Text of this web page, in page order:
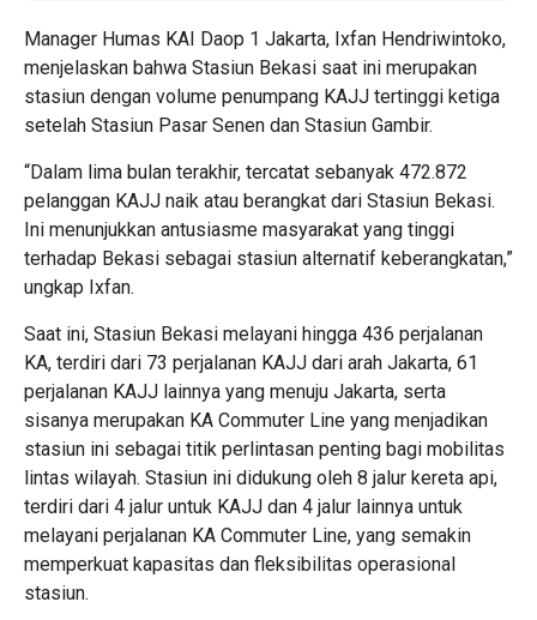
Manager Humas KAI Daop 1 Jakarta, Ixfan Hendriwintoko,
menjelaskan bahwa Stasiun Bekasi saat ini merupakan
stasiun dengan volume penumpang KAJJ tertinggi ketiga
setelah Stasiun Pasar Senen dan Stasiun Gambir.
“Dalam lima bulan terakhir, tercatat sebanyak 472.872
pelanggan KAJJ naik atau berangkat dari Stasiun Bekasi.
Ini menunjukkan antusiasme masyarakat yang tinggi
terhadap Bekasi sebagai stasiun alternatif keberangkatan,”
ungkap Ixfan.
Saat ini, Stasiun Bekasi melayani hingga 436 perjalanan
KA, terdiri dari 73 perjalanan KAJJ dari arah Jakarta, 61
perjalanan KAJJ lainnya yang menuju Jakarta, serta
sisanya merupakan KA Commuter Line yang menjadikan
stasiun ini sebagai titik perlintasan penting bagi mobilitas
lintas wilayah. Stasiun ini didukung oleh 8 jalur kereta api,
terdiri dari 4 jalur untuk KAJJ dan 4 jalur lainnya untuk
melayani perjalanan KA Commuter Line, yang semakin
memperkuat kapasitas dan fleksibilitas operasional
stasiun.